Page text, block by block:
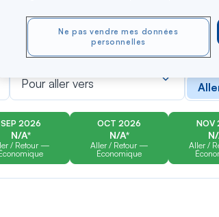
dans
la
liste
Pour aller vers
dans
la
liste
SEP 2026
N/A*
/ Retour —
OCT 2026
N/A*
Aller / Retour —
Économique
NOV
Aller /
Ne pas vendre mes données
personnelles